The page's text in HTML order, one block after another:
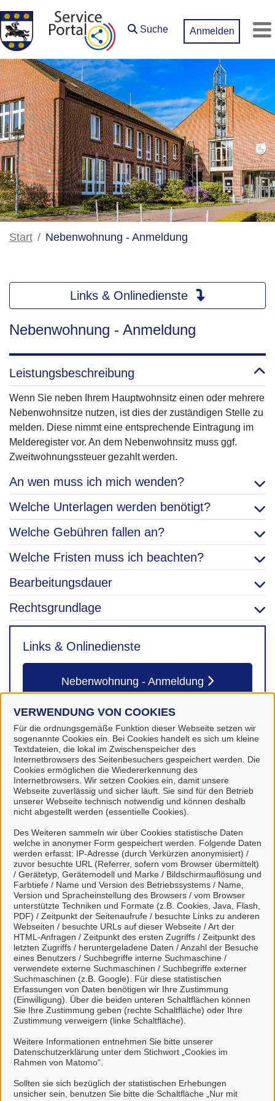
Zum Hauptinhalt springen
VERWENDUNG VON COOKIES
Für die ordnungsgemäße Funktion dieser Webseite setzen wir
sogenannte Cookies ein. Bei Cookies handelt es sich um kleine
Textdateien, die lokal im Zwischenspeicher des
Internetbrowsers des Seitenbesuchers gespeichert werden. Die
Cookies ermöglichen die Wiedererkennung des
Internetbrowsers. Wir setzen Cookies ein, damit unsere
Webseite zuverlässig und sicher läuft. Sie sind für den Betrieb
unserer Webseite technisch notwendig und können deshalb
nicht abgestellt werden (essentielle Cookies).
Des Weiteren sammeln wir über Cookies statistische Daten
welche in anonymer Form gespeichert werden. Folgende Daten
werden erfasst: IP-Adresse (durch Verkürzen anonymisiert) /
zuvor besuchte URL (Referrer, sofern vom Browser übermittelt)
/ Gerätetyp, Gerätemodell und Marke / Bildschirmauflösung und
Farbtiefe / Name und Version des Betriebssystems / Name,
Version und Spracheinstellung des Browsers / vom Browser
unterstützte Techniken und Formate (z.B. Cookies, Java, Flash,
PDF) / Zeitpunkt der Seitenaufrufe / besuchte Links zu anderen
Webseiten / besuchte URLs auf dieser Webseite / Art der
HTML-Anfragen / Zeitpunkt des ersten Zugriffs / Zeitpunkt des
letzten Zugriffs / heruntergeladene Daten / Anzahl der Besuche
eines Benutzers / Suchbegriffe interne Suchmaschine /
verwendete externe Suchmaschinen / Suchbegriffe externer
Suchmaschinen (z.B. Google). Für diese statistischen
Erfassungen von Daten benötigen wir Ihre Zustimmung
(Einwilligung). Über die beiden unteren Schaltflächen können
Sie Ihre Zustimmung geben (rechte Schaltfläche) oder Ihre
Zustimmung verweigern (linke Schaltfläche).
Weitere Informationen entnehmen Sie bitte unserer
Datenschutzerklärung unter dem Stichwort „Cookies im
Rahmen von Matomo“.
Sollten sie sich bezüglich der statistischen Erhebungen
unsicher sein, benutzen Sie bitte die Schaltfläche „Nur mit
Suche Anmelden
Start Nebenwohnung - Anmeldung
Links & Onlinedienste
Nebenwohnung - Anmeldung
Leistungsbeschreibung
Wenn Sie neben Ihrem Hauptwohnsitz einen oder mehrere
Nebenwohnsitze nutzen, ist dies der zuständigen Stelle zu
melden. Diese nimmt eine entsprechende Eintragung im
Melderegister vor. An dem Nebenwohnsitz muss ggf.
Zweitwohnungssteuer gezahlt werden.
An wen muss ich mich wenden?
Welche Unterlagen werden benötigt?
Welche Gebühren fallen an?
Welche Fristen muss ich beachten?
Bearbeitungsdauer
Rechtsgrundlage
Links & Onlinedienste
Nebenwohnung - Anmeldung
Kontakt
Einwohnermeldewesen/KFZ-
Zulassung
Kontaktpersonen
Sachbearbeitung
Herr Klahn
Sachbearbeitung
Frau Richter
Sachbearbeitung
Frau von Hein